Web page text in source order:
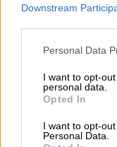
Downstream
Please note that
not limited to your
grant or deny
use your data for
consent section.
Personal Data
I want to opt-
personal data.
Opted In
I want to opt-
Personal Data.
στρατηγική
έλλειψη
τις
σύγκριση, η
παράδειγμα
ουσιαστικά